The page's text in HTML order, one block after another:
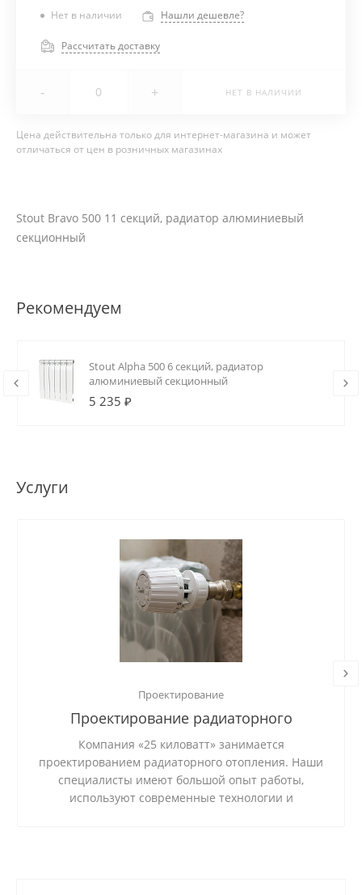
Нет в наличии Нашли дешевле?
Рассчитать доставку
- + НЕТ В НАЛИЧИИ
Цена действительна только для интернет-магазина и может
отличаться от цен в розничных магазинах
Stout Bravo 500 11 секций, радиатор алюминиевый
секционный
Рекомендуем
Stout Alpha 500 6 секций, радиатор
алюминиевый секционный
5 235 ₽
Услуги
Проектирование
Проектирование радиаторного
отопления
Компания «25 киловатт» занимается
проектированием радиаторного отопления. Наши
специалисты имеют большой опыт работы,
используют современные технологии и